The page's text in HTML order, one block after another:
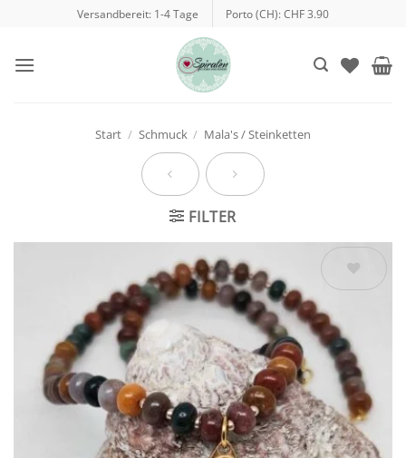
springen
Versandbereit: 1-4 Tage Porto (CH): CHF 3.90
Start / Schmuck / Mala's / Steinketten
FILTER
Wunschliste